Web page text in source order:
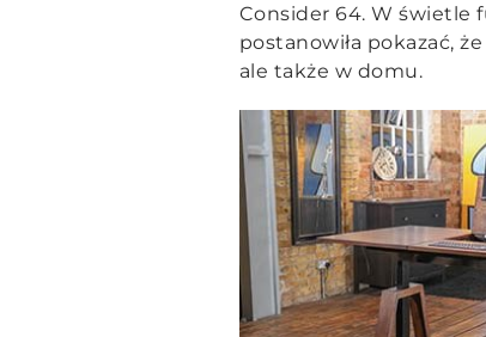
Consider 64. W świetle
postanowiła pokazać,
ale także w domu.